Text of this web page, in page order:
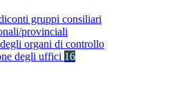
gruppi consiliari
provinciali
organi di controllo
degli uffici 16